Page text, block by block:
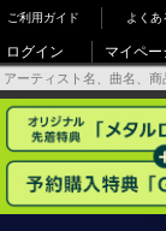
ご利用ガイド よくあ
ログイン マイペー